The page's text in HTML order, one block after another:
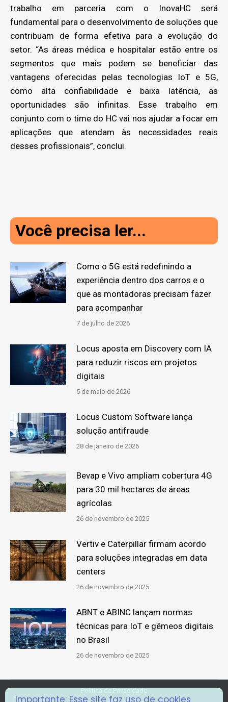
trabalho em parceria com o InovaHC será
fundamental para o desenvolvimento de soluções que
contribuam de forma efetiva para a evolução do
setor. “As áreas médica e hospitalar estão entre os
segmentos que mais podem se beneficiar das
vantagens oferecidas pelas tecnologias IoT e 5G,
como alta confiabilidade e baixa latência, as
oportunidades são infinitas. Esse trabalho em
conjunto com o time do HC vai nos ajudar a focar em
aplicações que atendam às necessidades reais
desses profissionais”, conclui.
Você precisa ler...
Como o 5G está redefinindo a
experiência dentro dos carros e o
que as montadoras precisam fazer
para acompanhar
7 de julho de 2026
Locus aposta em Discovery com IA
para reduzir riscos em projetos
digitais
5 de maio de 2026
Locus Custom Software lança
solução antifraude
28 de janeiro de 2026
Bevap e Vivo ampliam cobertura 4G
para 30 mil hectares de áreas
agrícolas
26 de novembro de 2025
Vertiv e Caterpillar firmam acordo
para soluções integradas em data
centers
26 de novembro de 2025
ABNT e ABINC lançam normas
técnicas para IoT e gêmeos digitais
no Brasil
26 de novembro de 2025
Politica de Privacidade
Importante: Esse site faz uso de cookies